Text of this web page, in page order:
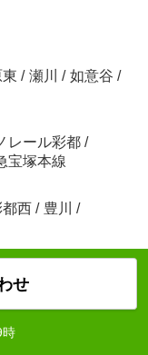
/ 瀬川 / 如意谷 /
レール彩都 /
宝塚本線
都西 / 豊川
/
せ
時